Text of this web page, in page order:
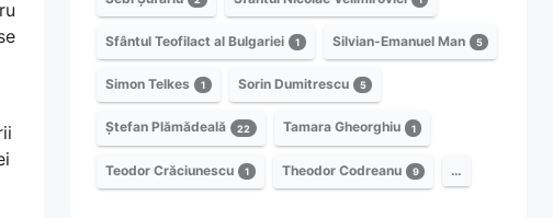
Sfântul Teofilact al Bulgariei 1 Silvian-Emanuel Man 5
Simon Telkes 1 Sorin Dumitrescu 5
Ștefan Plămădeală 22 Tamara Gheorghiu 1
Teodor Crăciunescu 1 Theodor Codreanu 9 …